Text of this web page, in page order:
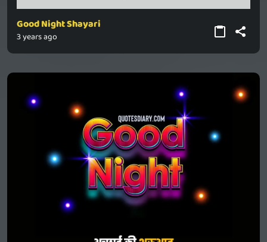
Good Night Shayari
3 years ago